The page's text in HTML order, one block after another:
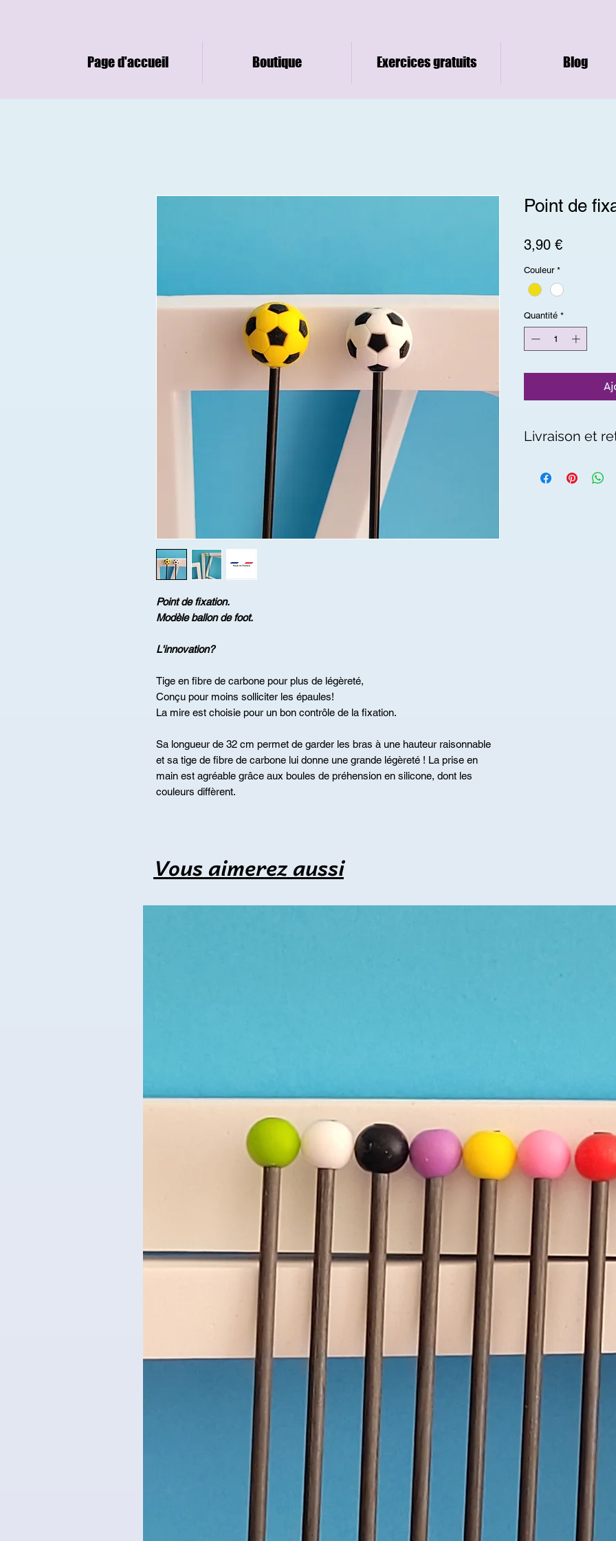
Page d'accueil Boutique Exercices gratuits Blog
Point de fixation.
Modèle ballon de foot.
L'innovation?
Tige en fibre de carbone pour plus de légèreté,
Conçu pour moins solliciter les épaules!
La mire est choisie pour un bon contrôle de la fixation.
Sa longueur de 32 cm permet de garder les bras à une hauteur raisonnable
et sa tige de fibre de carbone lui donne une grande légèreté ! La prise en
main est agréable grâce aux boules de préhension en silicone, dont les
couleurs diffèrent.
Point de
3,90 €Prix
Couleur *
Quantité *
Livraison et
Retour et
Vous aimerez aussi